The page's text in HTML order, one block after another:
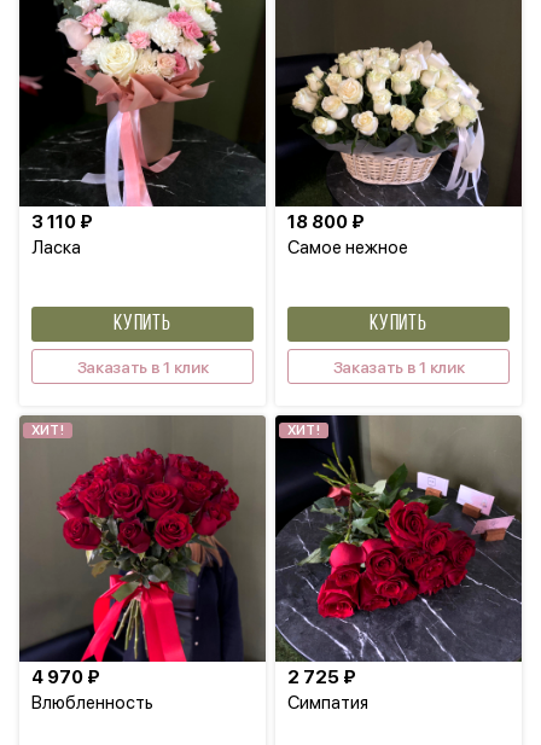
Ласка
3 110 ₽
КУПИТЬ
Заказать в 1 клик
Самое нежное
18 800 ₽
КУПИТЬ
Заказать в 1 клик
ХИТ!
Влюбленность
4 970 ₽
ХИТ!
Симпатия
2 725 ₽